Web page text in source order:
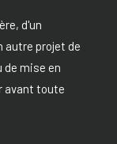
d'un
autre projet de
de mise en
avant toute